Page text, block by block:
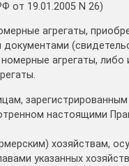
от 19.01.2005 N 26)
агрегаты,
агрегаты, либо
зарегистрированным
настоящими
хозяйствам,
указанных